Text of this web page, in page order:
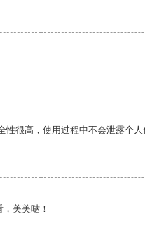
性很高，使用过程中不会泄露个
美美哒！